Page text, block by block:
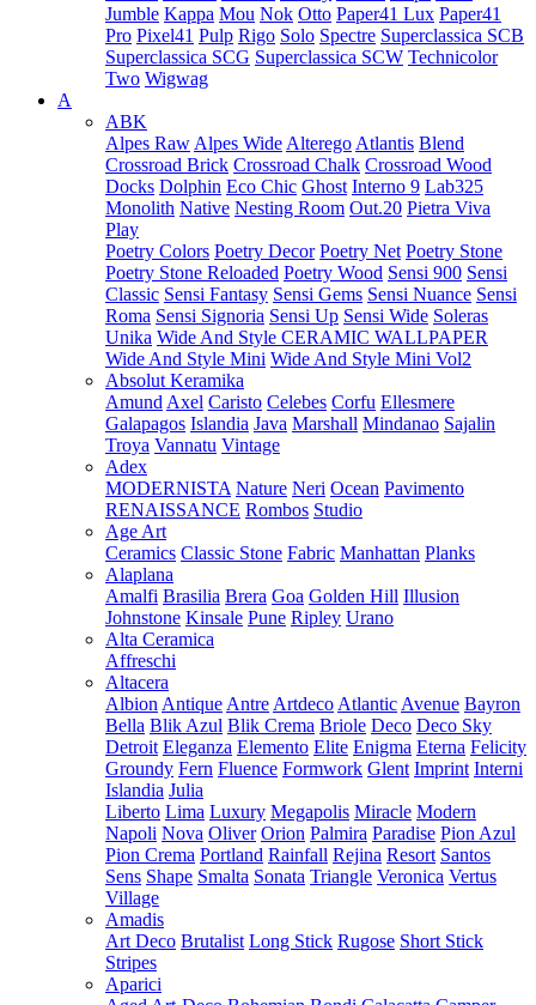
Jumble Kappa Mou Nok Otto Paper41 Lux Paper41
Pro Pixel41 Pulp Rigo Solo Spectre Superclassica SCB
Superclassica SCG Superclassica SCW Technicolor
Two Wigwag
A
ABK
Alpes Raw Alpes Wide Alterego Atlantis Blend
Crossroad Brick Crossroad Chalk Crossroad Wood
Docks Dolphin Eco Chic Ghost Interno 9 Lab325
Monolith Native Nesting Room Out.20 Pietra Viva
Play
Poetry Colors Poetry Decor Poetry Net Poetry Stone
Poetry Stone Reloaded Poetry Wood Sensi 900 Sensi
Classic Sensi Fantasy Sensi Gems Sensi Nuance Sensi
Roma Sensi Signoria Sensi Up Sensi Wide Soleras
Unika Wide And Style CERAMIC WALLPAPER
Wide And Style Mini Wide And Style Mini Vol2
Absolut Keramika
Amund Axel Caristo Celebes Corfu Ellesmere
Galapagos Islandia Java Marshall Mindanao Sajalin
Troya Vannatu Vintage
Adex
MODERNISTA Nature Neri Ocean Pavimento
RENAISSANCE Rombos Studio
Age Art
Ceramics Classic Stone Fabric Manhattan Planks
Alaplana
Amalfi Brasilia Brera Goa Golden Hill Illusion
Johnstone Kinsale Pune Ripley Urano
Alta Ceramica
Affreschi
Altacera
Albion Antique Antre Artdeco Atlantic Avenue Bayron
Bella Blik Azul Blik Crema Briole Deco Deco Sky
Detroit Eleganza Elemento Elite Enigma Eterna Felicity
Groundy Fern Fluence Formwork Glent Imprint Interni
Islandia Julia
Liberto Lima Luxury Megapolis Miracle Modern
Napoli Nova Oliver Orion Palmira Paradise Pion Azul
Pion Crema Portland Rainfall Rejina Resort Santos
Sens Shape Smalta Sonata Triangle Veronica Vertus
Village
Amadis
Art Deco Brutalist Long Stick Rugose Short Stick
Stripes
Aparici